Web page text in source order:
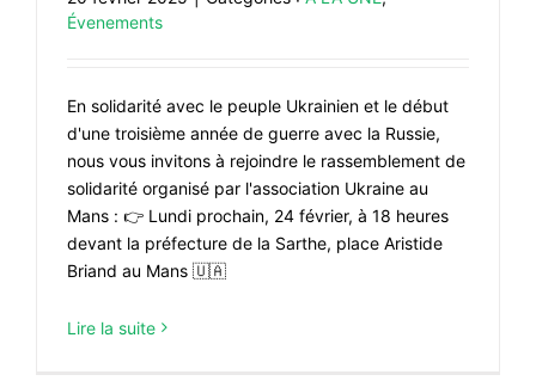
Évenements
En solidarité avec le peuple Ukrainien et le début
d'une troisième année de guerre avec la Russie,
nous vous invitons à rejoindre le rassemblement de
solidarité organisé par l'association Ukraine au
Mans : 👉 Lundi prochain, 24 février, à 18 heures
devant la préfecture de la Sarthe, place Aristide
Briand au Mans 🇺🇦
Lire la suite